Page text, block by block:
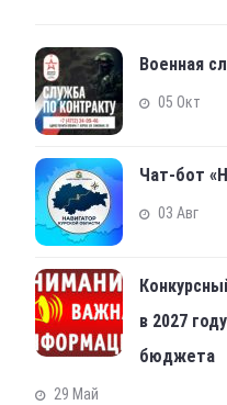
Военная
05 Окт
Чат-бот
03 Авг
в 2027
бюджета
29 Май